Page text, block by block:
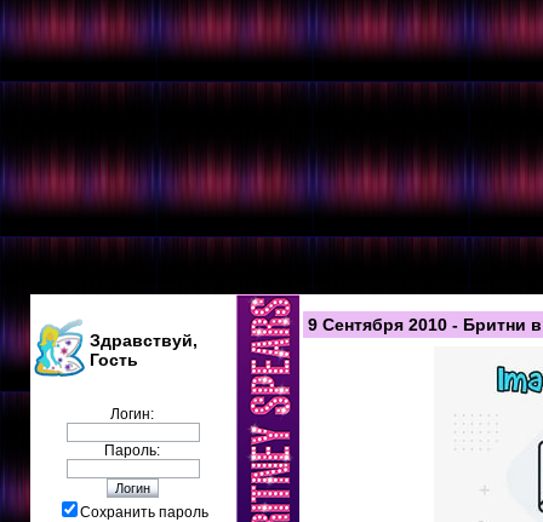
Здравствуй,
Гость
Логин:
Пароль:
Сохранить пароль
9 Сентября 2010 - Бритни